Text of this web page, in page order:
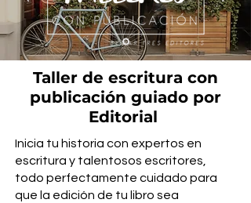
Taller de escritura con
publicación guiado por
Editorial
Inicia tu historia con expertos en
escritura y talentosos escritores,
todo perfectamente cuidado para
que la edición de tu libro sea